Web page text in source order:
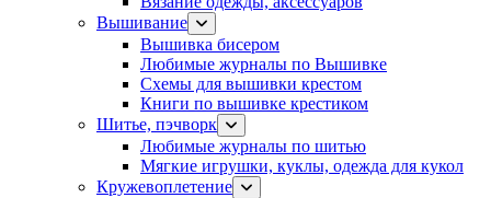
Вышивание
Вышивка бисером
Любимые журналы по Вышивке
Схемы для вышивки крестом
Книги по вышивке крестиком
Шитье, пэчворк
Любимые журналы по шитью
Мягкие игрушки, куклы, одежда для кукол
Кружевоплетение